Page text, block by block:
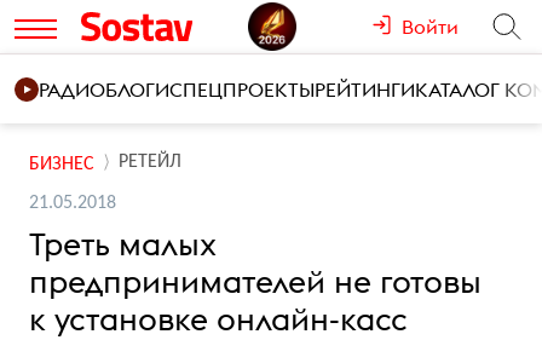
Войти
РАДИОБЛОГИСПЕЦПРОЕКТЫРЕЙТИНГИКАТАЛОГ
БИЗНЕС РЕТЕЙЛ
21.05.2018
Треть малых
предпринимателей не готовы
к установке онлайн-касс